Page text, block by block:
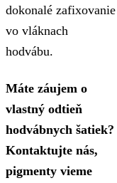
dokonalé zafixovanie
vo vláknach
hodvábu.
Máte záujem o
vlastný odtieň
hodvábnych šatiek?
Kontaktujte nás,
pigmenty vieme